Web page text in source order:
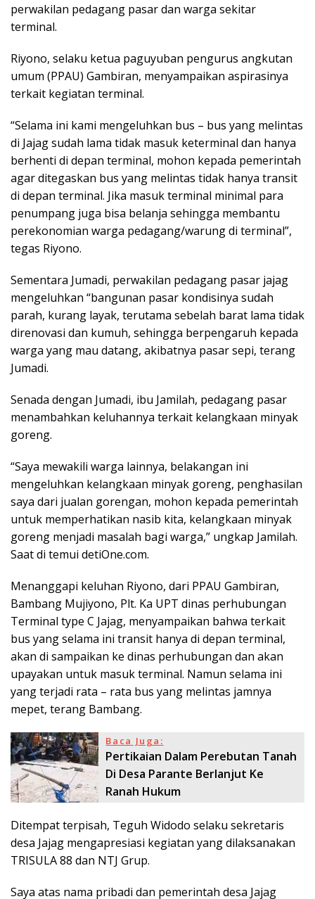
perwakilan pedagang pasar dan warga sekitar
terminal.
Riyono, selaku ketua paguyuban pengurus angkutan
umum (PPAU) Gambiran, menyampaikan aspirasinya
terkait kegiatan terminal.
“Selama ini kami mengeluhkan bus – bus yang melintas
di Jajag sudah lama tidak masuk keterminal dan hanya
berhenti di depan terminal, mohon kepada pemerintah
agar ditegaskan bus yang melintas tidak hanya transit
di depan terminal. Jika masuk terminal minimal para
penumpang juga bisa belanja sehingga membantu
perekonomian warga pedagang/warung di terminal”,
tegas Riyono.
Sementara Jumadi, perwakilan pedagang pasar jajag
mengeluhkan “bangunan pasar kondisinya sudah
parah, kurang layak, terutama sebelah barat lama tidak
direnovasi dan kumuh, sehingga berpengaruh kepada
warga yang mau datang, akibatnya pasar sepi, terang
Jumadi.
Senada dengan Jumadi, ibu Jamilah, pedagang pasar
menambahkan keluhannya terkait kelangkaan minyak
goreng.
“Saya mewakili warga lainnya, belakangan ini
mengeluhkan kelangkaan minyak goreng, penghasilan
saya dari jualan gorengan, mohon kepada pemerintah
untuk memperhatikan nasib kita, kelangkaan minyak
goreng menjadi masalah bagi warga,” ungkap Jamilah.
Saat di temui detiOne.com.
Menanggapi keluhan Riyono, dari PPAU Gambiran,
Bambang Mujiyono, Plt. Ka UPT dinas perhubungan
Terminal type C Jajag, menyampaikan bahwa terkait
bus yang selama ini transit hanya di depan terminal,
akan di sampaikan ke dinas perhubungan dan akan
upayakan untuk masuk terminal. Namun selama ini
yang terjadi rata – rata bus yang melintas jamnya
mepet, terang Bambang.
Baca Juga:
Pertikaian Dalam Perebutan Tanah
Di Desa Parante Berlanjut Ke
Ranah Hukum
Ditempat terpisah, Teguh Widodo selaku sekretaris
desa Jajag mengapresiasi kegiatan yang dilaksanakan
TRISULA 88 dan NTJ Grup.
Saya atas nama pribadi dan pemerintah desa Jajag